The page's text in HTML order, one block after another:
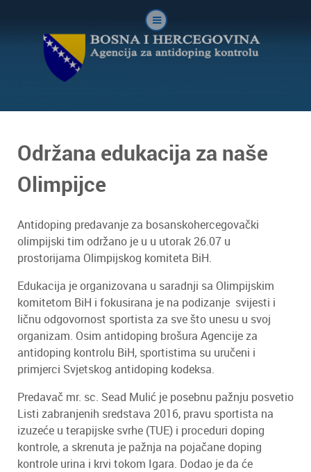
Održana edukacija za naše
Olimpijce
Antidoping predavanje za bosanskohercegovački
olimpijski tim održano je u u utorak 26.07 u
prostorijama Olimpijskog komiteta BiH.
Edukacija je organizovana u saradnji sa Olimpijskim
komitetom BiH i fokusirana je na podizanje svijesti i
ličnu odgovornost sportista za sve što unesu u svoj
organizam. Osim antidoping brošura Agencije za
antidoping kontrolu BiH, sportistima su uručeni i
primjerci Svjetskog antidoping kodeksa.
Predavač mr. sc. Sead Mulić je posebnu pažnju posvetio
Listi zabranjenih sredstava 2016, pravu sportista na
izuzeće u terapijske svrhe (TUE) i proceduri doping
kontrole, a skrenuta je pažnja na pojačane doping
kontrole urina i krvi tokom Igara. Dodao je da će